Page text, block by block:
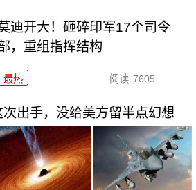
迪开大！砸碎印军17个司令
，重组指挥结构
最热 阅读 7605
出手，没给美方留半点幻想